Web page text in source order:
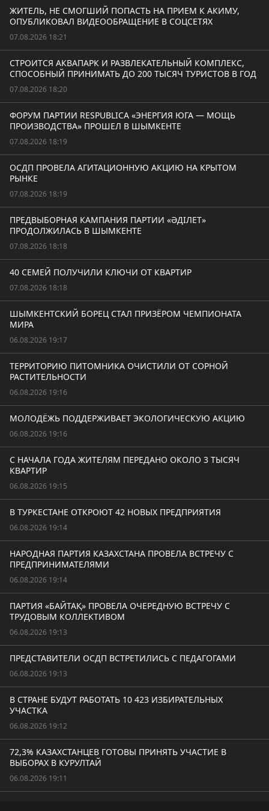
ЖИТЕЛЬ, НЕ СМОГШИЙ ПОПАСТЬ НА ПРИЕМ К АКИМУ,
ОПУБЛИКОВАЛ ВИДЕООБРАЩЕНИЕ В СОЦСЕТЯХ
07.08.2026 18:21
СТРОИТСЯ АКВАПАРК И РАЗВЛЕКАТЕЛЬНЫЙ КОМПЛЕКС,
СПОСОБНЫЙ ПРИНИМАТЬ ДО 200 ТЫСЯЧ ТУРИСТОВ В ГОД
07.08.2026 18:20
ФОРУМ ПАРТИИ RESPUBLICA «ЭНЕРГИЯ ЮГА — МОЩЬ
ПРОИЗВОДСТВА» ПРОШЕЛ В ШЫМКЕНТЕ
07.08.2026 18:19
ОСДП ПРОВЕЛА АГИТАЦИОННУЮ АКЦИЮ НА КРЫТОМ
РЫНКЕ
07.08.2026 18:19
ПРЕДВЫБОРНАЯ КАМПАНИЯ ПАРТИИ «ӘДІЛЕТ»
ПРОДОЛЖИЛАСЬ В ШЫМКЕНТЕ
07.08.2026 18:18
40 СЕМЕЙ ПОЛУЧИЛИ КЛЮЧИ ОТ КВАРТИР
07.08.2026 18:18
ШЫМКЕНТСКИЙ БОРЕЦ СТАЛ ПРИЗЁРОМ ЧЕМПИОНАТА
МИРА
06.08.2026 19:17
ТЕРРИТОРИЮ ПИТОМНИКА ОЧИСТИЛИ ОТ СОРНОЙ
РАСТИТЕЛЬНОСТИ
06.08.2026 19:16
МОЛОДЁЖЬ ПОДДЕРЖИВАЕТ ЭКОЛОГИЧЕСКУЮ АКЦИЮ
06.08.2026 19:16
С НАЧАЛА ГОДА ЖИТЕЛЯМ ПЕРЕДАНО ОКОЛО 3 ТЫСЯЧ
КВАРТИР
06.08.2026 19:15
В ТУРКЕСТАНЕ ОТКРОЮТ 42 НОВЫХ ПРЕДПРИЯТИЯ
06.08.2026 19:14
НАРОДНАЯ ПАРТИЯ КАЗАХСТАНА ПРОВЕЛА ВСТРЕЧУ С
ПРЕДПРИНИМАТЕЛЯМИ
06.08.2026 19:14
ПАРТИЯ «БАЙТАҚ» ПРОВЕЛА ОЧЕРЕДНУЮ ВСТРЕЧУ С
ТРУДОВЫМ КОЛЛЕКТИВОМ
06.08.2026 19:13
ПРЕДСТАВИТЕЛИ ОСДП ВСТРЕТИЛИСЬ С ПЕДАГОГАМИ
06.08.2026 19:13
В СТРАНЕ БУДУТ РАБОТАТЬ 10 423 ИЗБИРАТЕЛЬНЫХ
УЧАСТКА
06.08.2026 19:12
72,3% КАЗАХСТАНЦЕВ ГОТОВЫ ПРИНЯТЬ УЧАСТИЕ В
ВЫБОРАХ В КУРУЛТАЙ
06.08.2026 19:11